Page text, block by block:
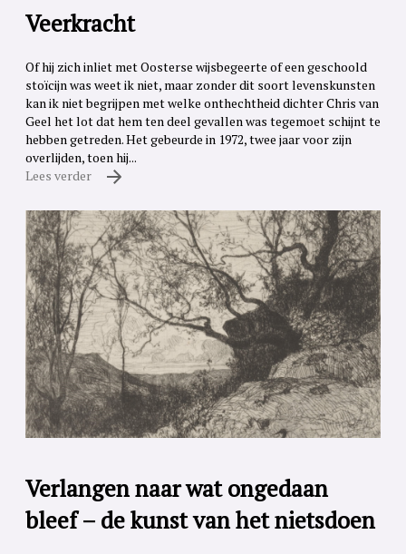
Veerkracht
Of hij zich inliet met Oosterse wijsbegeerte of een geschoold
stoïcijn was weet ik niet, maar zonder dit soort levenskunsten
kan ik niet begrijpen met welke onthechtheid dichter Chris van
Geel het lot dat hem ten deel gevallen was tegemoet schijnt te
hebben getreden. Het gebeurde in 1972, twee jaar voor zijn
overlijden, toen hij...
Lees verder
Verlangen naar wat ongedaan
bleef – de kunst van het nietsdoen